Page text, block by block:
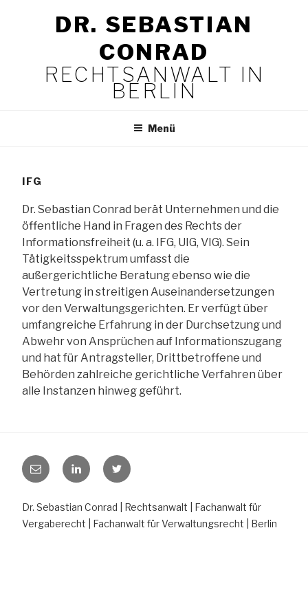
DR. SEBASTIAN
CONRAD
RECHTSANWALT IN
BERLIN
Menü
IFG
Dr. Sebastian Conrad berät Unternehmen und die
öffentliche Hand in Fragen des Rechts der
Informationsfreiheit (u. a. IFG, UIG, VIG). Sein
Tätigkeitsspektrum umfasst die
außergerichtliche Beratung ebenso wie die
Vertretung in streitigen Auseinandersetzungen
vor den Verwaltungsgerichten. Er verfügt über
umfangreiche Erfahrung in der Durchsetzung und
Abwehr von Ansprüchen auf Informationszugang
und hat für Antragsteller, Drittbetroffene und
Behörden zahlreiche gerichtliche Verfahren über
alle Instanzen hinweg geführt.
E-
Mail
LinkedIn Twitter
Dr. Sebastian Conrad | Rechtsanwalt | Fachanwalt für
Vergaberecht | Fachanwalt für Verwaltungsrecht | Berlin